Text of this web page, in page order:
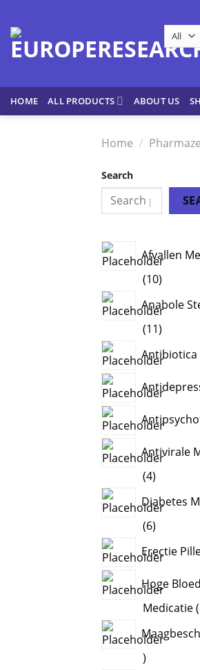
content
HOME ALL PRODUCTS ABOUT US
Home /
Search
Afvallen
1010
Anabole
1111
Antibiotica
Antivirale
44
Diabetes
66
Erectie
Hoge
Medicatie
3